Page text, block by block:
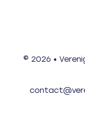
© 2026 •